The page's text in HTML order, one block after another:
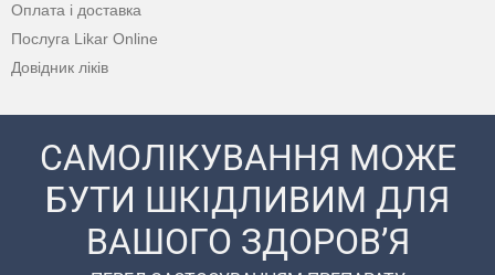
Оплата і доставка
Послуга Likar Online
Довідник ліків
САМОЛІКУВАННЯ МОЖЕ
БУТИ ШКІДЛИВИМ ДЛЯ
ВАШОГО ЗДОРОВ’Я